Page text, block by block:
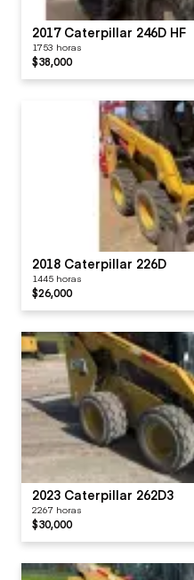
2017 Caterpillar 246D HF
1753 horas
$38,000
2018 Caterpillar 226D
1445 horas
$26,000
2023 Caterpillar 262D3
2267 horas
$30,000